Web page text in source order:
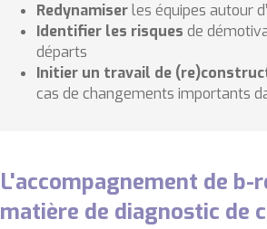
Redynamiserles équipes autour
Identifier les risques de
départs
Initier un travail de
cas de changements importants
L'accompagnement de b-
matière de diagnostic de